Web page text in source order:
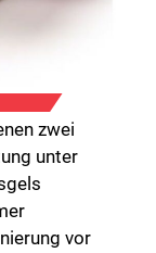
zwei
unter
vor